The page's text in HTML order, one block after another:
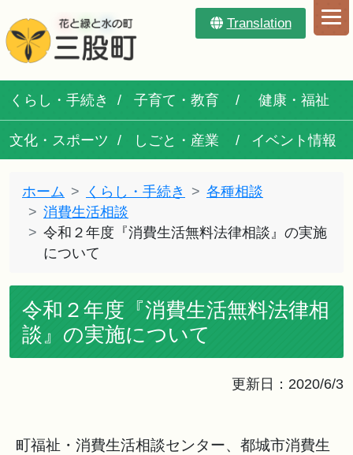
Translation
くらし・手続き 子育て・教育 健康・福祉
文化・スポーツ しごと・産業 イベント情報
ホーム くらし・手続き
各種相談
消費生活相談
令和２年度『消費生活無料法律相談』の実施
について
令和２年度『消費生活無料法律相
談』の実施について
更新日：2020/6/3
町福祉・消費生活相談センター、都城市消費生